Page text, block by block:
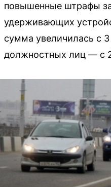
повышенные штрафы
удерживающих
сумма увеличилась с
должностных лиц — с